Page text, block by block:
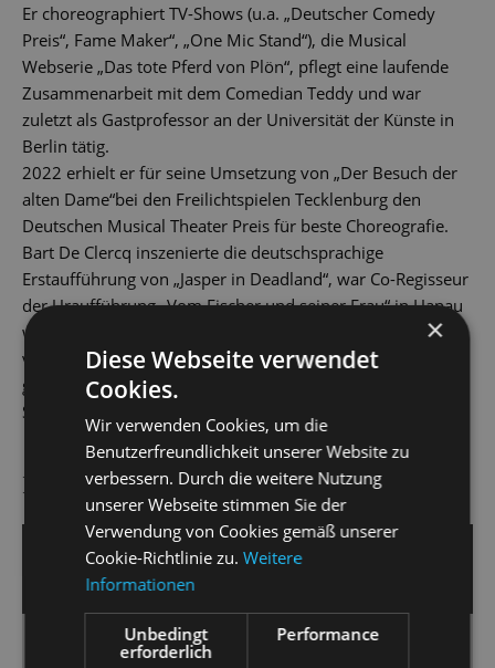
Er choreographiert TV-Shows (u.a. „Deutscher Comedy
Preis“, Fame Maker“, „One Mic Stand“), die Musical
Webserie „Das tote Pferd von Plön“, pflegt eine laufende
Zusammenarbeit mit dem Comedian Teddy und war
zuletzt als Gastprofessor an der Universität der Künste in
Berlin tätig.
2022 erhielt er für seine Umsetzung von „Der Besuch der
alten Dame“bei den Freilichtspielen Tecklenburg den
Deutschen Musical Theater Preis für beste Choreografie.
Bart De Clercq inszenierte die deutschsprachige
Erstaufführung von „Jasper in Deadland“, war Co-Regisseur
der Uraufführung „Vom Fischer und seiner Frau“ in Hanau
wo er 2023 für die Neuinszenierung von „Aschenputtel“
verantwortlich zeichnete. Ebenfalls 2023 erarbeitet er,
gemeinsam mit Gil Mehmert, für das Staatstheater
Saarbrücken, „Anatevka“.
PRESSESTIMMEN
14. April 2024 | Stefan Frey
BR-KLASSIK
Eine durchweg überzeugende Um-und
×
Diese Webseite verwendet
Cookies.
Wir verwenden Cookies, um die
Benutzerfreundlichkeit unserer Website zu
verbessern. Durch die weitere Nutzung
unserer Webseite stimmen Sie der
Verwendung von Cookies gemäß unserer
Cookie-Richtlinie zu.Weitere
Informationen
Unbedingt
erforderlich
Performance